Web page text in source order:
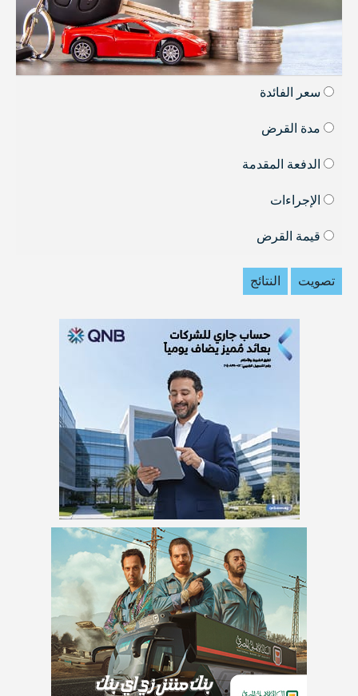
سعر الفائدة
مدة القرض
الدفعة المقدمة
الإجراءات
قيمة القرض
تصويت النتائج